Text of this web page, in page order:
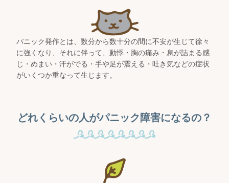
パニック発作とは、数分から数十分の間に不安が生じて徐々
に強くなり、それに伴って、動悸・胸の痛み・息が詰まる感
じ・めまい・汗がでる・手や足が震える・吐き気などの症状
がいくつか重なって生じます。
どれくらいの人がパニック障害になるの？